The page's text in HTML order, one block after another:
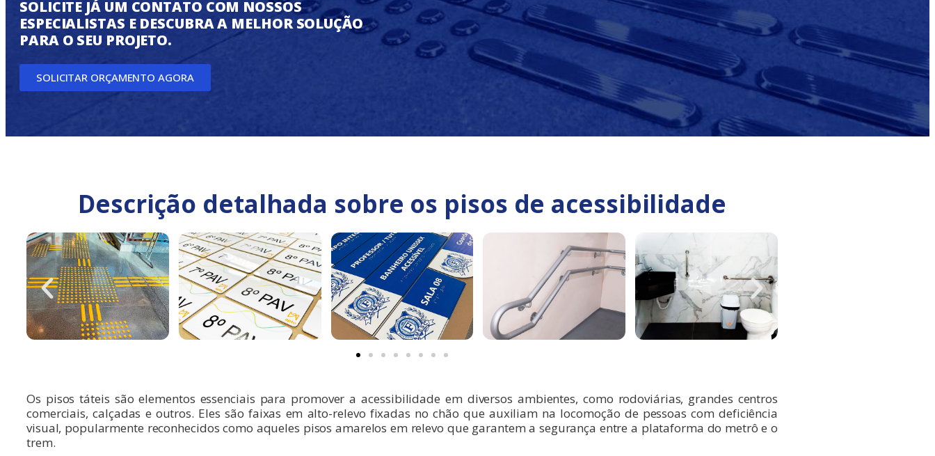
SOLICITE JÁ UM CONTATO COM NOSSOS
ESPECIALISTAS E DESCUBRA A MELHOR SOLUÇÃO
PARA O SEU PROJETO.
SOLICITAR ORÇAMENTO AGORA
Descrição detalhada sobre os pisos de acessibilidade
Os pisos táteis são elementos essenciais para promover a acessibilidade em diversos ambientes, como rodoviárias, grandes centros
comerciais, calçadas e outros. Eles são faixas em alto-relevo fixadas no chão que auxiliam na locomoção de pessoas com deficiência
visual, popularmente reconhecidos como aqueles pisos amarelos em relevo que garantem a segurança entre a plataforma do metrô e o
trem.